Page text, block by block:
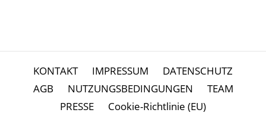
KONTAKT IMPRESSUM
DATENSCHUTZ
AGB
NUTZUNGSBEDINGUNGEN
TEAM
PRESSE
Cookie-Richtlinie (EU)